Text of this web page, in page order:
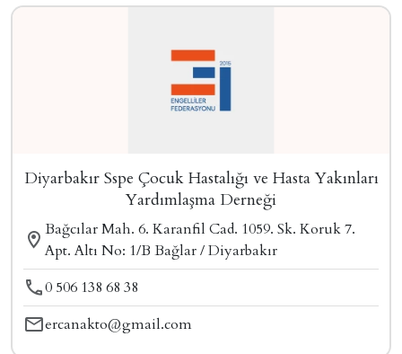
Diyarbakır Sspe Çocuk Hastalığı ve Hasta Yakınları
Yardımlaşma Derneği
Bağcılar Mah. 6. Karanfil Cad. 1059. Sk. Koruk 7.
Apt. Altı No: 1/B Bağlar / Diyarbakır
0 506 138 68 38
ercanakto@gmail.com